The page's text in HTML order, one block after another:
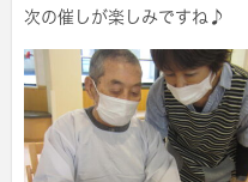
次の催しが楽しみですね♪